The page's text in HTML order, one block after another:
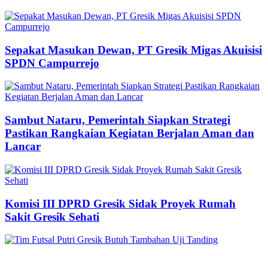
Sepakat Masukan Dewan, PT Gresik Migas Akuisisi
SPDN Campurrejo
Sambut Nataru, Pemerintah Siapkan Strategi
Pastikan Rangkaian Kegiatan Berjalan Aman dan
Lancar
Komisi III DPRD Gresik Sidak Proyek Rumah
Sakit Gresik Sehati